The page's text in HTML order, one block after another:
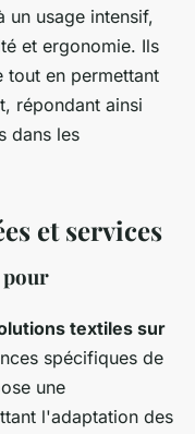
un usage intensif,
et ergonomie. Ils
tout en permettant
répondant ainsi
dans les
et services
pour
textiles sur
spécifiques de
une
l'adaptation des